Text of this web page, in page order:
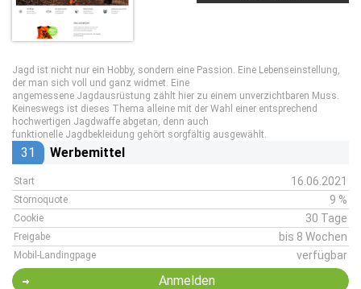
Jagd ist nicht nur ein Hobby, sondern eine Passion. Eine Lebenseinstellung,
der man sich voll und ganz widmet. Eine
angemessene Jagdausrüstung zählt hier zu einem unverzichtbaren Muss.
Keineswegs ist dieses Thema alleine mit der Wahl einer entsprechend
hochwertigen Jagdwaffe abgetan, denn auch
funktionelle Jagdbekleidung gehört sorgfältig ausgewählt.
31 Werbemittel
Start 16.06.2021
Stornoquote 9 %
Cookie 30 Tage
Freigabe bis 8 Wochen
Mobil-Landingpage verfügbar
Anmelden